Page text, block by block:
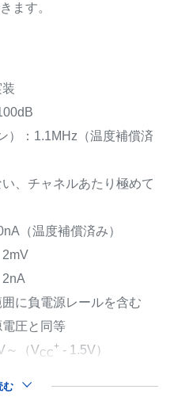
ます。
）：1.1MHz（温度補償済
、チャネルあたり極めて
（温度補償済み）
に負電源レールを含む
圧と同等
～（VCC
+- 1.5V）
む